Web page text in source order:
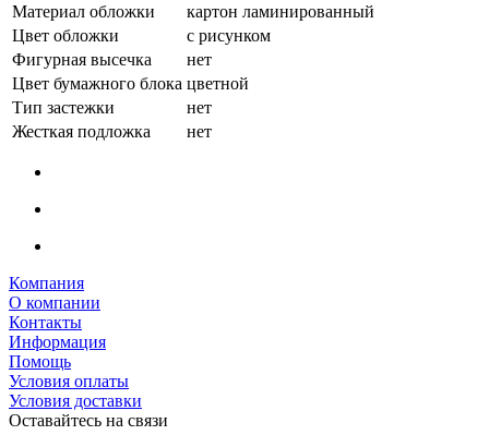
Материал обложки
картон ламинированный
Цвет обложки
с рисунком
Фигурная высечка
нет
Цвет бумажного блока цветной
Тип застежки
нет
Жесткая подложка
нет
Компания
О компании
Контакты
Информация
Помощь
Условия оплаты
Условия доставки
Оставайтесь на связи